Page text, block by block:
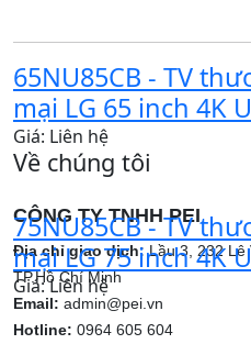
65NU85CB - TV
mại LG 65 inch 4K
Giá: Liên hệ
75NU85CB - TV
mại LG 75 inch 4K
Giá: Liên hệ
Về chúng tôi
CÔNG TY TNHH PEI
Địa chỉ giao dịch:Lầu 3, 232 Lê
TP.Hồ Chí Minh
Email: admin@pei.vn
Hotline: 0964 605 604